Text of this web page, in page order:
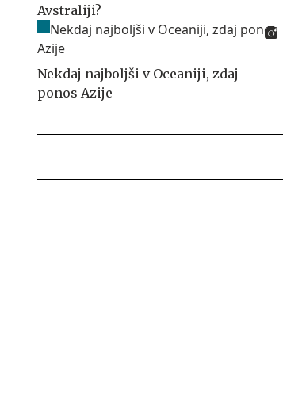
Avstraliji?
Nekdaj najboljši v Oceaniji, zdaj
ponos Azije